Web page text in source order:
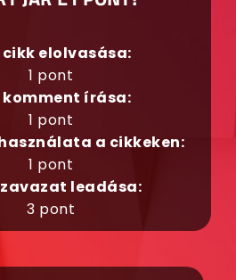
cikk elolvasása:
1 pont
komment írása:
1 pont
a cikkeken:
1 pont
leadása:
3 pont